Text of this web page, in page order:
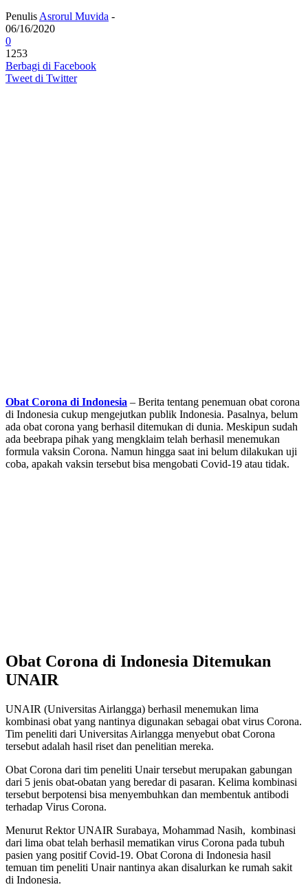
Penulis Asrorul Muvida -
06/16/2020
0
1253
Berbagi di Facebook
Tweet di Twitter
Obat Corona di Indonesia – Berita tentang penemuan obat corona
di Indonesia cukup mengejutkan publik Indonesia. Pasalnya, belum
ada obat corona yang berhasil ditemukan di dunia. Meskipun sudah
ada beebrapa pihak yang mengklaim telah berhasil menemukan
formula vaksin Corona. Namun hingga saat ini belum dilakukan uji
coba, apakah vaksin tersebut bisa mengobati Covid-19 atau tidak.
Obat Corona di Indonesia Ditemukan
UNAIR
UNAIR (Universitas Airlangga) berhasil menemukan lima
kombinasi obat yang nantinya digunakan sebagai obat virus Corona.
Tim peneliti dari Universitas Airlangga menyebut obat Corona
tersebut adalah hasil riset dan penelitian mereka.
Obat Corona dari tim peneliti Unair tersebut merupakan gabungan
dari 5 jenis obat-obatan yang beredar di pasaran. Kelima kombinasi
tersebut berpotensi bisa menyembuhkan dan membentuk antibodi
terhadap Virus Corona.
Menurut Rektor UNAIR Surabaya, Mohammad Nasih, kombinasi
dari lima obat telah berhasil mematikan virus Corona pada tubuh
pasien yang positif Covid-19. Obat Corona di Indonesia hasil
temuan tim peneliti Unair nantinya akan disalurkan ke rumah sakit
di Indonesia.